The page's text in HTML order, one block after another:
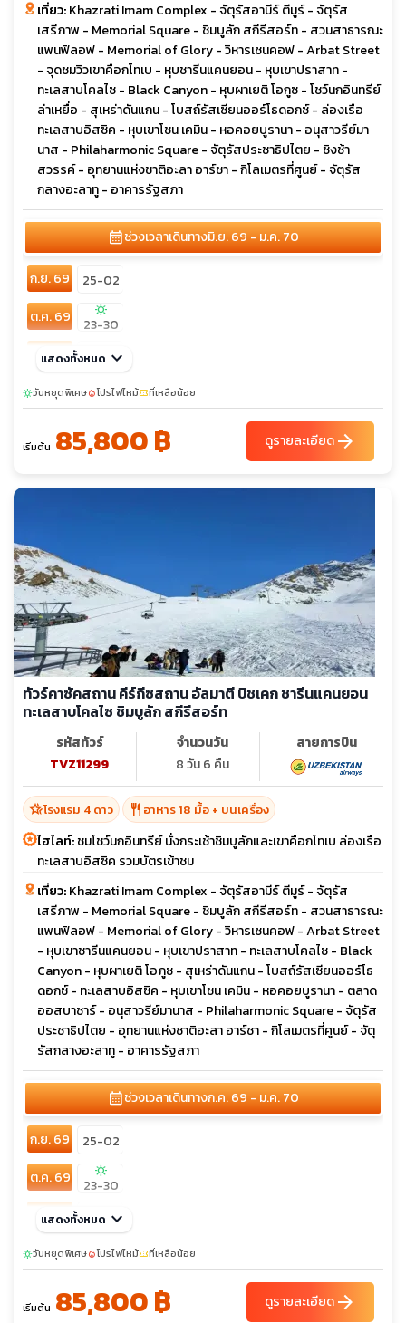
เที่ยว:Khazrati Imam Complex - จัตุรัสอามีร์ ตีมูร์ - จัตุรัส
เสรีภาพ - Memorial Square - ชิมบูลัก สกีรีสอร์ท - สวนสาธารณะ
แพนฟิลอฟ - Memorial of Glory - วิหารเซนคอฟ - Arbat Street
- จุดชมวิวเขาคือกโทเบ - หุบชารีนแคนยอน - หุบเขาปราสาท -
ทะเลสาบโคลไซ - Black Canyon - หุบผาเยติ โอกูซ - โชว์นกอินทรีย์
ล่าเหยื่อ - สุเหร่าดันแกน - โบสถ์รัสเซียนออร์โธดอกซ์ - ล่องเรือ
ทะเลสาบอิสซิค - หุบเขาโชน เคมิน - หอคอยบูรานา - อนุสาวรีย์มา
นาส - Philaharmonic Square - จัตุรัสประชาธิปไตย - ชิงช้า
สวรรค์ - อุทยานแห่งชาติอะลา อาร์ชา - กิโลเมตรที่ศูนย์ - จัตุรัส
กลางอะลาทู - อาคารรัฐสภา
calendar_monthช่วงเวลาเดินทางมิ.ย. 69 - ม.ค. 70
ก.ย. 69
25-02
ต.ค. 69
sunny
23-30
พ.ย. 69
20-27
ธ.ค. 69
sunny
04-11
sunny
27-03 29-05
แสดงทั้งหมด keyboard_arrow_down
sunnyวันหยุดพิเศษlocal_fire_departmentโปรไฟไหม้confirmation_numberที่เหลือน้อย
เริ่มต้น 85,800 ฿ ดูรายละเอียดarrow_forward
ทัวร์คาซัคสถาน คีร์กีซสถาน อัลมาตี บิชเคก ชารีนแคนยอน
ทะเลสาบโคลไซ ชิมบูลัก สกีรีสอร์ท
รหัสทัวร์
TVZ11299
จำนวนวัน
8 วัน 6 คืน
สายการบิน
hotel_classโรงแรม 4 ดาว restaurant อาหาร 18 มื้อ + บนเครื่อง
ไฮไลท์:ชมโชว์นกอินทรีย์ นั่งกระเช้าชิมบูลักและเขาคือกโทเบ ล่องเรือ
ทะเลสาบอิสซิค รวมบัตรเข้าชม
เที่ยว:Khazrati Imam Complex - จัตุรัสอามีร์ ตีมูร์ - จัตุรัส
เสรีภาพ - Memorial Square - ชิมบูลัก สกีรีสอร์ท - สวนสาธารณะ
แพนฟิลอฟ - Memorial of Glory - วิหารเซนคอฟ - Arbat Street
- หุบเขาชารีนแคนยอน - หุบเขาปราสาท - ทะเลสาบโคลไซ - Black
Canyon - หุบผาเยติ โอภูซ - สุเหร่าดันแกน - โบสถ์รัสเซียนออร์โธ
ดอกซ์ - ทะเลสาบอิสซิค - หุบเขาโชน เคมิน - หอคอยบูรานา - ตลาด
ออสบาซาร์ - อนุสาวรีย์มานาส - Philaharmonic Square - จัตุรัส
ประชาธิปไตย - อุทยานแห่งชาติอะลา อาร์ชา - กิโลเมตรที่ศูนย์ - จัตุ
รัสกลางอะลาทู - อาคารรัฐสภา
calendar_monthช่วงเวลาเดินทางก.ค. 69 - ม.ค. 70
ก.ย. 69
25-02
ต.ค. 69
sunny
23-30
พ.ย. 69
20-27
ธ.ค. 69
sunny
04-11
sunny
27-03 29-05
แสดงทั้งหมด keyboard_arrow_down
sunnyวันหยุดพิเศษlocal_fire_departmentโปรไฟไหม้confirmation_numberที่เหลือน้อย
เริ่มต้น 85,800 ฿ ดูรายละเอียดarrow_forward